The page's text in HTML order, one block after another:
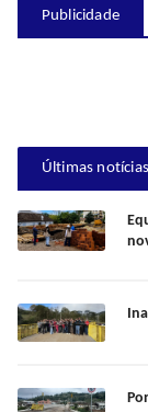
Publicidade
Últimas notícias